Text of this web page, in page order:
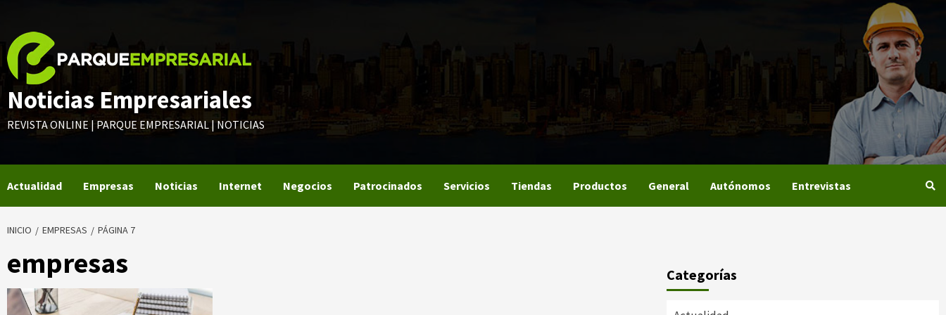
contenido
Noticias Empresariales
REVISTA ONLINE | PARQUE EMPRESARIAL | NOTICIAS
Actualidad Empresas Noticias Internet Negocios Patrocinados Servicios Tiendas Productos General Autónomos Entrevistas
INICIO EMPRESAS PÁGINA 7
empresas Categorías